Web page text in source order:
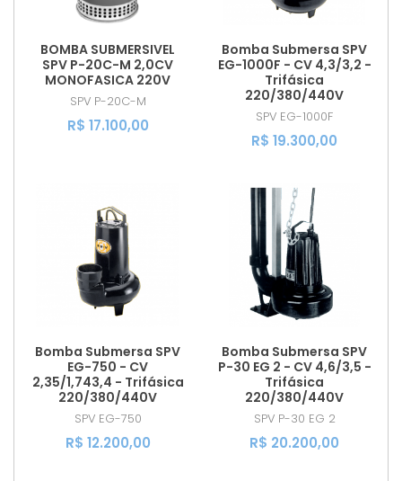
BOMBA SUBMERSIVEL
SPV P-20C-M 2,0CV
MONOFASICA 220V
SPV P-20C-M
R$ 17.100,00
Bomba Submersa SPV
EG-1000F - CV 4,3/3,2 -
Trifásica
220/380/440V
SPV EG-1000F
R$ 19.300,00
Bomba Submersa SPV
EG-750 - CV
2,35/1,743,4 - Trifásica
220/380/440V
SPV EG-750
R$ 12.200,00
Bomba Submersa SPV
P-30 EG 2 - CV 4,6/3,5 -
Trifásica
220/380/440V
SPV P-30 EG 2
R$ 20.200,00